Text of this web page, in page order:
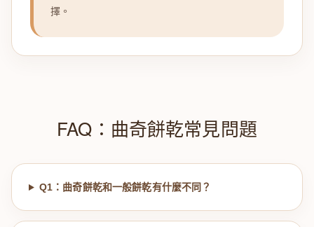
擇。
FAQ：曲奇餅乾常見問題
Q1：曲奇餅乾和一般餅乾有什麼不同？